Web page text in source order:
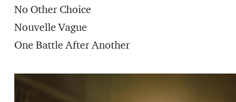
No Other Choice
Nouvelle Vague
One Battle After Another